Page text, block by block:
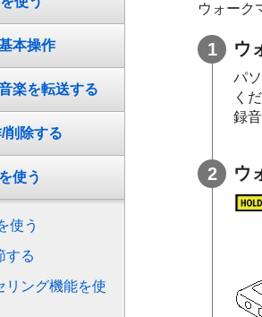
ウォーク
ウ
パ
く
録
ウ
本操作
楽を転送する
削除する
使う
使う
する
リング機能を使